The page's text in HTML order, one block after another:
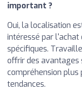
important ?
Oui, la localisation
intéressé par l'achat
spécifiques.
offrir des avantages
compréhension plus
tendances.